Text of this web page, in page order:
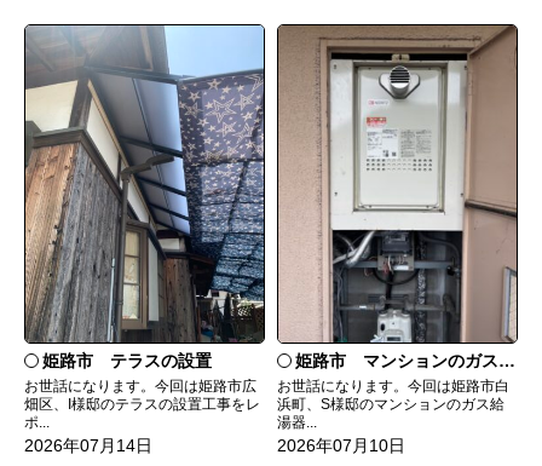
姫路市 テラスの設置
お世話になります。今回は姫路市広
畑区、I様邸のテラスの設置工事をレ
ポ...
2026年07月14日
姫路市 マンションのガス給湯器の交換
お世話になります。今回は姫路市白
浜町、S様邸のマンションのガス給
湯器...
2026年07月10日